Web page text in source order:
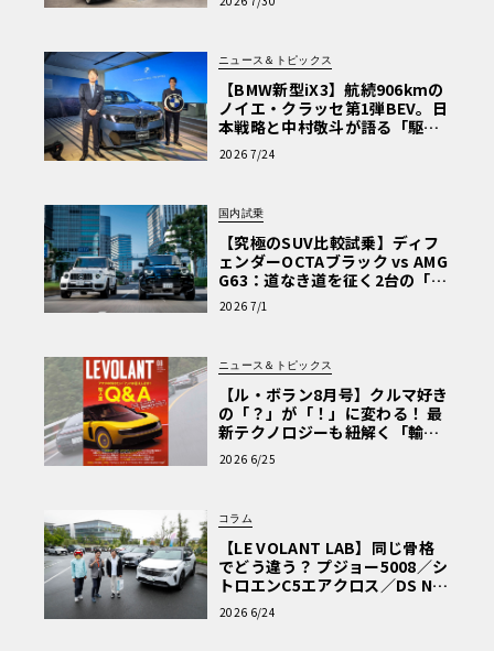
を選ぶ理由〈PR〉
ニュース＆トピックス
【BMW新型iX3】航続906kmの
ノイエ・クラッセ第1弾BEV。日
本戦略と中村敬斗が語る「駆け
ぬける歓び」
2026 7/24
国内試乗
【究極のSUV比較試乗】ディフ
ェンダーOCTAブラック vs AMG
G63：道なき道を征く2台の「対
極的アプローチ」
2026 7/1
ニュース＆トピックス
【ル・ボラン8月号】クルマ好き
の「？」が「！」に変わる！ 最
新テクノロジーも紐解く「輸入
車Q&A」
2026 6/25
コラム
【LE VOLANT LAB】同じ骨格
でどう違う？ プジョー5008／シ
トロエンC5エアクロス／DS Nº4
読者一気乗りレポート
2026 6/24